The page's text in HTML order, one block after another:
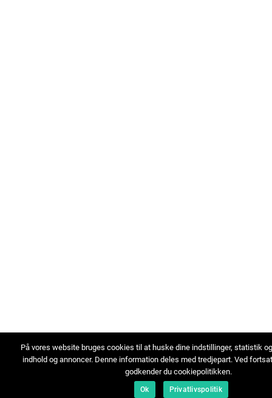
På vores website bruges cookies til at huske dine indstillinger, statistik
indhold og annoncer. Denne information deles med tredjepart. Ved
godkender du cookiepolitikken.
Ok Privatlivspolitik